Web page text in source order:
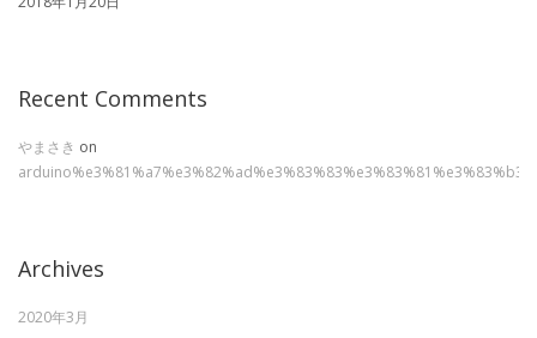
Recent Comments
やまさき on
Archives
2020年3月